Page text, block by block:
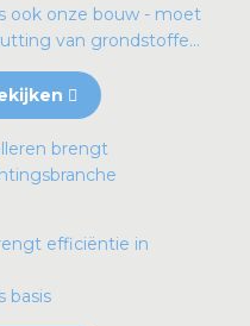
ook onze bouw - moet
van grondstoffe...
efficiëntie in
basis